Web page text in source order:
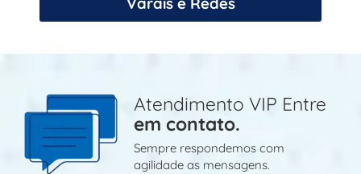
Atendimento VIP Entre
em contato.
Sempre respondemos com
agilidade as mensagens.